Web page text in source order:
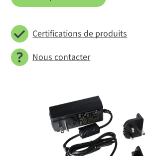
Certifications de produits
Nous contacter